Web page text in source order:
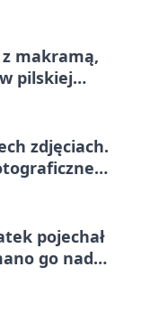
makramą,
pilskiej
zdjęciach.
pojechał
go nad